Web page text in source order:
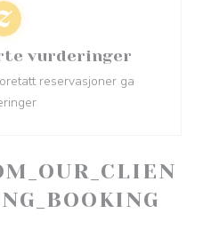
vurderinger
reservasjoner ga